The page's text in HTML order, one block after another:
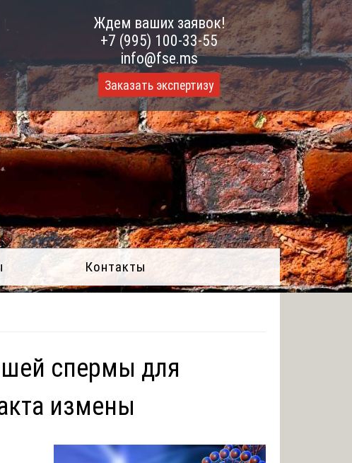
Ждем ваших заявок!
+7 (995) 100-33-55
info@fse.ms
Заказать экспертизу
Контакты
спермы для
измены